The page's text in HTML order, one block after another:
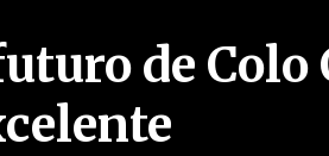
de Colo